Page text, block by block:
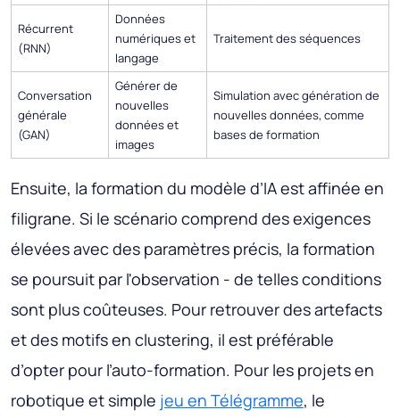
Récurrent
(RNN)
Données
numériques et
langage
Traitement des séquences
Conversation
générale
(GAN)
Générer de
nouvelles
données et
images
Simulation avec génération de
nouvelles données, comme
bases de formation
Ensuite, la formation du modèle d’IA est affinée en
filigrane. Si le scénario comprend des exigences
élevées avec des paramètres précis, la formation
se poursuit par l'observation - de telles conditions
sont plus coûteuses. Pour retrouver des artefacts
et des motifs en clustering, il est préférable
d’opter pour l’auto-formation. Pour les projets en
robotique et simple jeu en Télégramme, le